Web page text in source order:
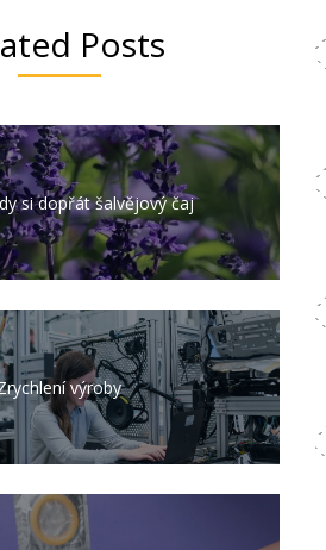
Posts
si dopřát šalvějový čaj
výroby